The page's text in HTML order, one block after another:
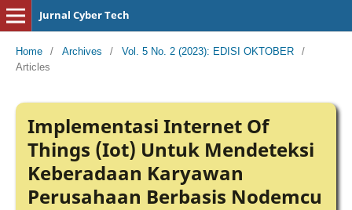
Jurnal Cyber Tech
Home / Archives / Vol. 5 No. 2 (2023): EDISI OKTOBER
/
Articles
Implementasi Internet Of
Things (Iot) Untuk Mendeteksi
Keberadaan Karyawan
Perusahaan Berbasis Nodemcu